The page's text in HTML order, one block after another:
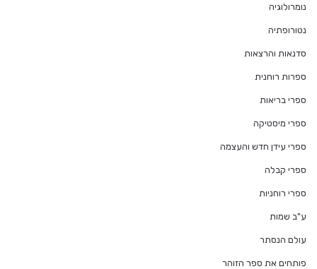
נומרולוגיה
נטורופתיה
סדנאות והרצאות
ספרות רוחנית
ספרי בריאות
ספרי מיסטיקה
ספרי עידן חדש והעצמה
ספרי קבלה
ספרי רוחניות
ע"ב שמות
עולם הנסתר
פותחים את ספר הזוהר